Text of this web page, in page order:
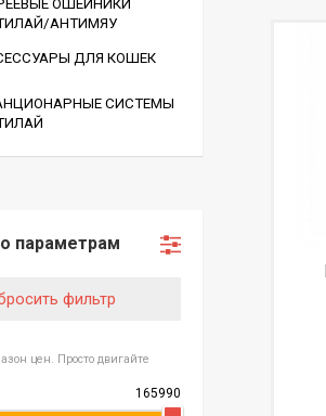
ОШЕЙНИКИ
АНТИМЯУ
ДЛЯ КОШЕК
СИСТЕМЫ
параметрам
фильтр
цен. Просто двигайте